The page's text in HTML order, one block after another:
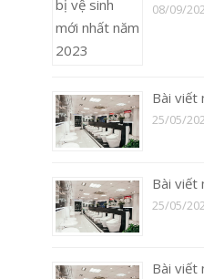
08/09/
Bài viết
25/05/
Bài viết
25/05/
Bài viết